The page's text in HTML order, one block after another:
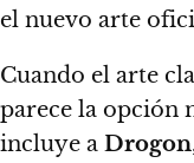
el nuevo arte
Cuando el arte
parece la opción
incluye a Drogon